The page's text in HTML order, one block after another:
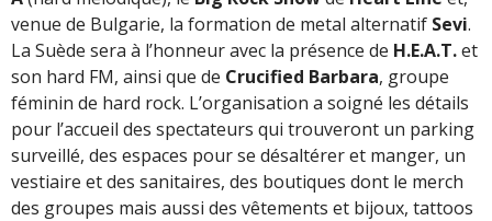
venue de Bulgarie, la formation de metal alternatif Sevi.
La Suède sera à l’honneur avec la présence de H.E.A.T.et
son hard FM, ainsi que de Crucified Barbara, groupe
féminin de hard rock. L’organisation a soigné les détails
pour l’accueil des spectateurs qui trouveront un parking
surveillé, des espaces pour se désaltérer et manger, un
vestiaire et des sanitaires, des boutiques dont le merch
des groupes mais aussi des vêtements et bijoux, tattoos